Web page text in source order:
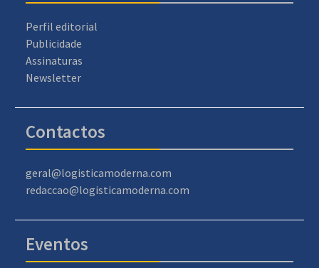
Perfil editorial
Publicidade
Assinaturas
Newsletter
Contactos
geral@logisticamoderna.com
redaccao@logisticamoderna.com
Eventos